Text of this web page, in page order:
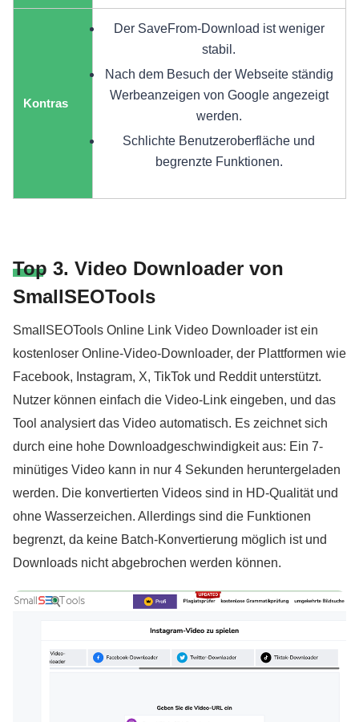
Kontras
Der SaveFrom-Download ist weniger
stabil.
Nach dem Besuch der Webseite ständig
Werbeanzeigen von Google angezeigt
werden.
Schlichte Benutzeroberfläche und
begrenzte Funktionen.
Top 3. Video Downloader von
SmallSEOTools
SmallSEOTools Online Link Video Downloader ist ein
kostenloser Online-Video-Downloader, der Plattformen wie
Facebook, Instagram, X, TikTok und Reddit unterstützt.
Nutzer können einfach die Video-Link eingeben, und das
Tool analysiert das Video automatisch. Es zeichnet sich
durch eine hohe Downloadgeschwindigkeit aus: Ein 7-
minütiges Video kann in nur 4 Sekunden heruntergeladen
werden. Die konvertierten Videos sind in HD-Qualität und
ohne Wasserzeichen. Allerdings sind die Funktionen
begrenzt, da keine Batch-Konvertierung möglich ist und
Downloads nicht abgebrochen werden können.